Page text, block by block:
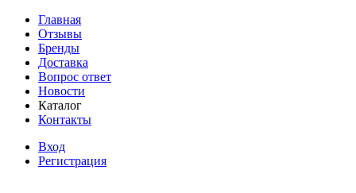
Главная
Отзывы
Бренды
Доставка
Вопрос ответ
Новости
Каталог
Контакты
Вход
Регистрация